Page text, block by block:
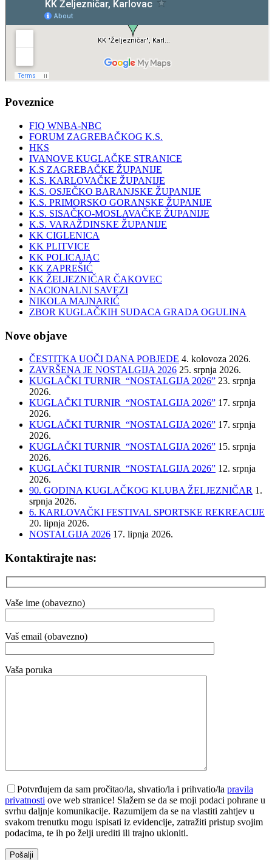
Poveznice
FIQ WNBA-NBC
FORUM ZAGREBAČKOG K.S.
HKS
IVANOVE KUGLAČKE STRANICE
K.S ZAGREBAČKE ŽUPANIJE
K.S. KARLOVAČKE ŽUPANIJE
K.S. OSJEČKO BARANJSKE ŽUPANIJE
K.S. PRIMORSKO GORANSKE ŽUPANIJE
K.S. SISAČKO-MOSLAVAČKE ŽUPANIJE
K.S. VARAŽDINSKE ŽUPANIJE
KK CIGLENICA
KK PLITVICE
KK POLICAJAC
KK ZAPREŠIĆ
KK ŽELJEZNIČAR ČAKOVEC
NACIONALNI SAVEZI
NIKOLA MAJNARIĆ
ZBOR KUGLAČKIH SUDACA GRADA OGULINA
Nove objave
ČESTITKA UOČI DANA POBJEDE 4. kolovoza 2026.
ZAVRŠENA JE NOSTALGIJA 2026 25. srpnja 2026.
KUGLAČKI TURNIR “NOSTALGIJA 2026” 23. srpnja
2026.
KUGLAČKI TURNIR “NOSTALGIJA 2026” 17. srpnja
2026.
KUGLAČKI TURNIR “NOSTALGIJA 2026” 17. srpnja
2026.
KUGLAČKI TURNIR “NOSTALGIJA 2026” 15. srpnja
2026.
KUGLAČKI TURNIR “NOSTALGIJA 2026” 12. srpnja
2026.
90. GODINA KUGLAČKOG KLUBA ŽELJEZNIČAR 1.
srpnja 2026.
6. KARLOVAČKI FESTIVAL SPORTSKE REKREACIJE
20. lipnja 2026.
NOSTALGIJA 2026 17. lipnja 2026.
Kontaktirajte nas:
Vaše ime (obavezno)
Vaš email (obavezno)
Vaša poruka
Potvrđujem da sam pročitao/la, shvatio/la i prihvatio/la pravila
privatnosti ove web stranice! Slažem se da se moji podaci pohrane u
svrhu daljnje komunikacije. Razumijem da se na vlastiti zahtjev u
svakom trenutku mogu ispisati iz evidencije, zatražiti pristup svojim
podacima, te ih po želji urediti ili trajno ukloniti.